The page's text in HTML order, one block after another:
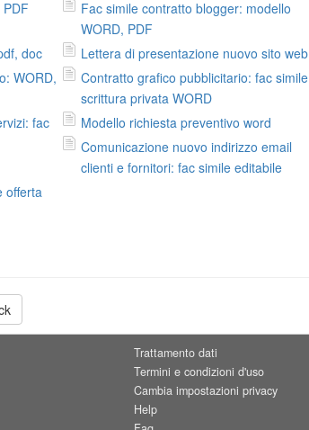
Fac simile contratto blogger: modello
WORD, PDF
doc
Lettera di presentazione nuovo sito web
WORD,
Contratto grafico pubblicitario: fac simile
scrittura privata WORD
fac
Modello richiesta preventivo word
Comunicazione nuovo indirizzo email
clienti e fornitori: fac simile editabile
offerta
Trattamento dati
Termini e condizioni d'uso
Cambia impostazioni privacy
Help